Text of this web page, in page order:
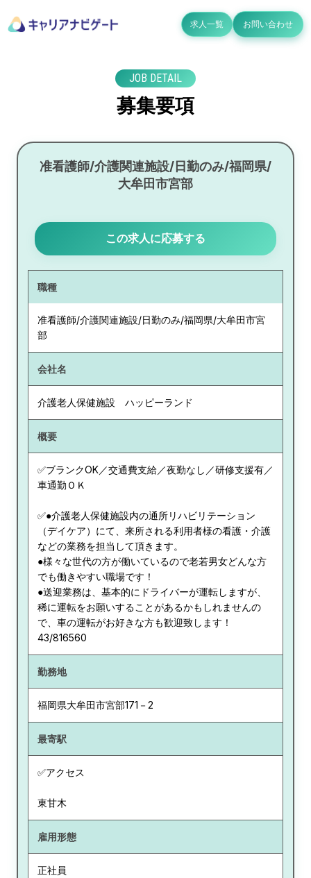
求人一覧 お問い合わせ
JOB DETAIL
募集要項
准看護師/介護関連施設/日勤のみ/福岡県/
大牟田市宮部
この求人に応募する
職種
准看護師/介護関連施設/日勤のみ/福岡県/大牟田市宮
部
会社名
介護老人保健施設 ハッピーランド
概要
✅ブランクOK／交通費支給／夜勤なし／研修支援有／
車通勤ＯＫ
✅●介護老人保健施設内の通所リハビリテーション
（デイケア）にて、来所される利用者様の看護・介護
などの業務を担当して頂きます。
●様々な世代の方が働いているので老若男女どんな方
でも働きやすい職場です！
●送迎業務は、基本的にドライバーが運転しますが、
稀に運転をお願いすることがあるかもしれませんの
で、車の運転がお好きな方も歓迎致します！
43/816560
勤務地
福岡県大牟田市宮部171－2
最寄駅
✅アクセス
東甘木
雇用形態
正社員